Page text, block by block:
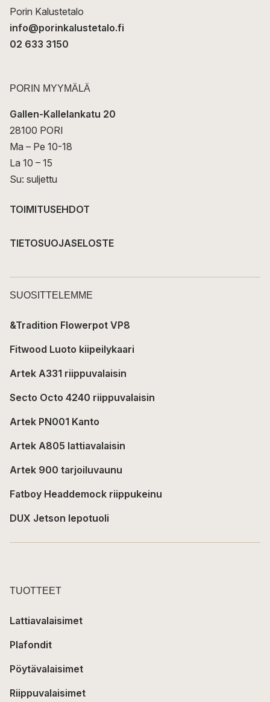
Porin Kalustetalo
info@porinkalustetalo.fi
02 633 3150
PORIN MYYMÄLÄ
Gallen-Kallelankatu 20
28100 PORI
Ma – Pe 10-18
La 10 – 15
Su: suljettu
TOIMITUSEHDOT
TIETOSUOJASELOSTE
SUOSITTELEMME
&Tradition Flowerpot VP8
Fitwood Luoto kiipeilykaari
Artek A331 riippuvalaisin
Secto Octo 4240 riippuvalaisin
Artek PN001 Kanto
Artek A805 lattiavalaisin
Artek 900 tarjoiluvaunu
Fatboy Headdemock riippukeinu
DUX Jetson lepotuoli
TUOTTEET
Lattiavalaisimet
Plafondit
Pöytävalaisimet
Riippuvalaisimet